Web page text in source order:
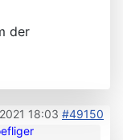
der
18:03 #49150